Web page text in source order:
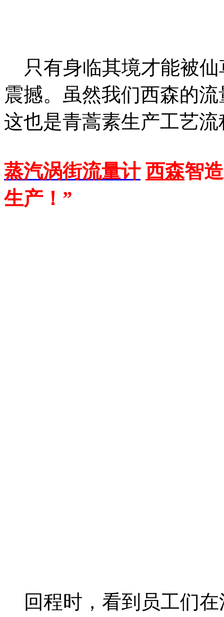
只有身临其境才能被仙
震撼。虽然我们西森的
这也是青蒿素生产工艺
蒸汽涡街流量计 西森智
生产！”
回程时，看到员工们在